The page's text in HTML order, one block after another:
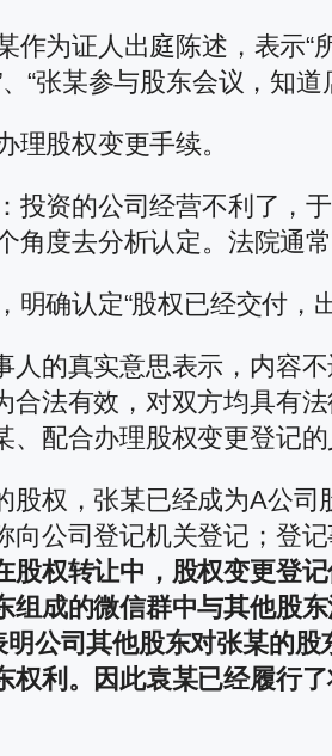
作为证人出庭陈述，表示
“张某参与股东会议，知
理股权变更手续。
投资的公司经营不利了，
度去分析认定。法院通
确认定“股权已经交付，
的真实意思表示，内容
合法有效，对双方均具有
配合办理股权变更登记的
股权，张某已经成为A公
向公司登记机关登记；登
股权转让中，股权变更登
组成的微信群中与其他股
公司其他股东对张某的
权利。因此袁某已经履行